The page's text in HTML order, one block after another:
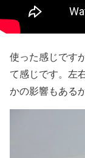
使った感じです
て感じです。左
かの影響もある